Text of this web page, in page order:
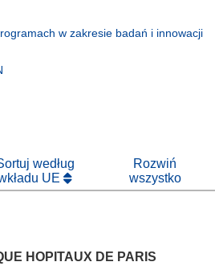
w zakresie badań i innowacji
według
UE
Rozwiń
wszystko
HOPITAUX DE PARIS